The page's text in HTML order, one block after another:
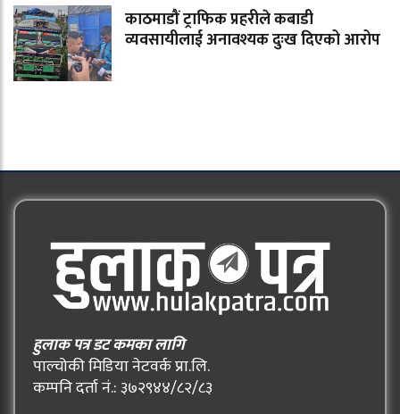
काठमाडौं ट्राफिक प्रहरीले कबाडी
व्यवसायीलाई अनावश्यक दुःख दिएको आरोप
हुलाक पत्र डट कमका लागि
पाल्चोकी मिडिया नेटवर्क प्रा.लि.
कम्पनि दर्ता नं.: ३७२९४४/८२/८३